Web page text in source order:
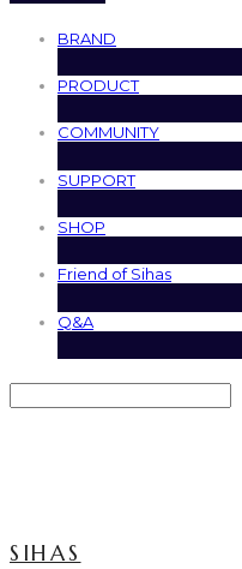
BRAND
PRODUCT
COMMUNITY
SUPPORT
SHOP
Friend of Sihas
Q&A
SIHAS